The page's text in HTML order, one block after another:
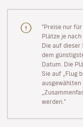
"Preise nur
Plätze je
Die auf dieser
dem
Datum. Die
Sie auf „Flug
ausgewählten
werden."